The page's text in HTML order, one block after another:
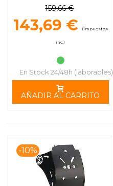
18) MOOSE RACING
159,66 €
143,69 € (impuestos
inc.)
En Stock 24/48h (laborables)
AÑADIR AL CARRITO
-10%